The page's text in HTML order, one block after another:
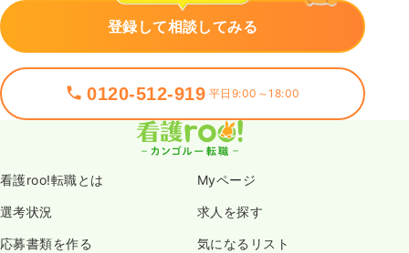
登録して相談してみる
0120-512-919 平日9:00～18:00
看護roo!転職とは Myページ
選考状況 求人を探す
応募書類を作る 気になるリスト